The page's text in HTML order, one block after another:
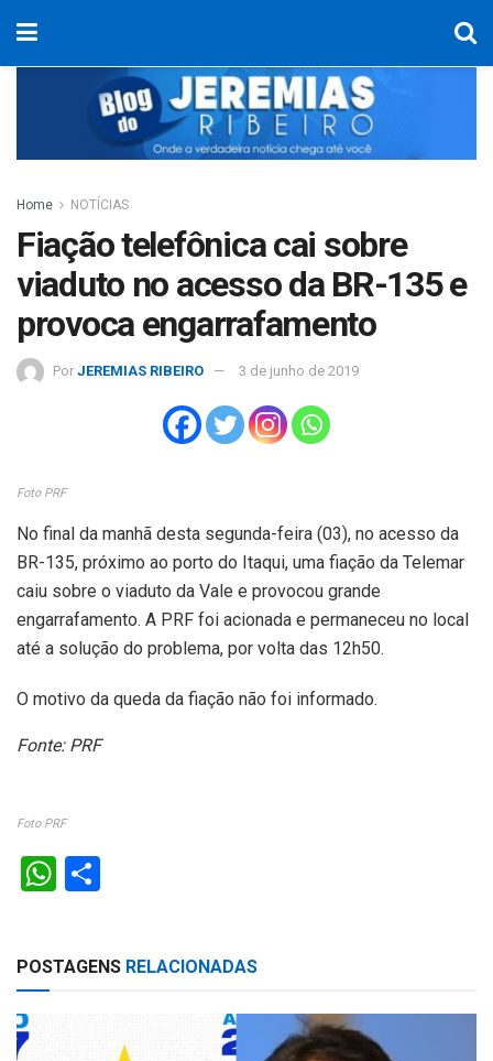
Home NOTÍCIAS
Fiação telefônica cai sobre
viaduto no acesso da BR-135 e
provoca engarrafamento
Por JEREMIAS RIBEIRO 3 de junho de 2019
Foto PRF
No final da manhã desta segunda-feira (03), no acesso da
BR-135, próximo ao porto do Itaqui, uma fiação da Telemar
caiu sobre o viaduto da Vale e provocou grande
engarrafamento. A PRF foi acionada e permaneceu no local
até a solução do problema, por volta das 12h50.
O motivo da queda da fiação não foi informado.
Fonte: PRF
Foto PRF
W
s
e
POSTAGENS RELACIONADAS